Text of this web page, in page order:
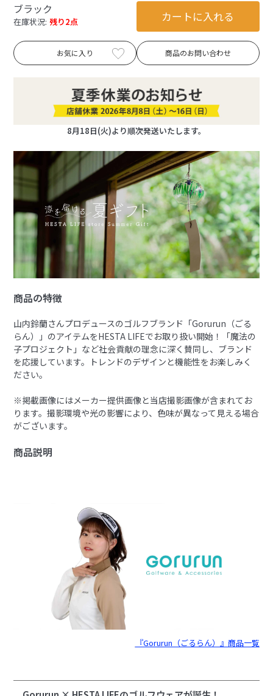
ブラック
在庫状況: 残り2点 カートに入れる
お気に入り 商品のお問い合わせ
8月18日(火)より順次発送いたします。
商品の特徴
山内鈴蘭さんプロデュースのゴルフブランド「Gorurun（ごる
らん）」のアイテムをHESTA LIFEでお取り扱い開始！「魔法の
子プロジェクト」など社会貢献の理念に深く賛同し、ブランド
を応援しています。トレンドのデザインと機能性をお楽しみく
ださい。
※掲載画像にはメーカー提供画像と当店撮影画像が含まれてお
ります。撮影環境や光の影響により、色味が異なって見える場合
がございます。
商品説明
『Gorurun（ごるらん）』商品一覧